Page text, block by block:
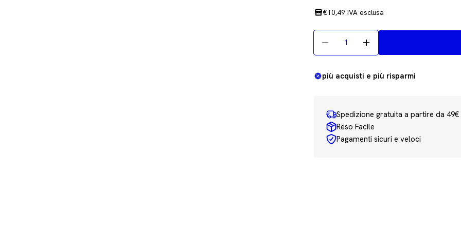
normale
€10,49 IVA esclusa
Diminuisci La Quantità Per
Aumenta La Quantità
più acquisti e più risparmi
Spedizione gratuita a partire da 49€
Reso Facile
Pagamenti sicuri e veloci